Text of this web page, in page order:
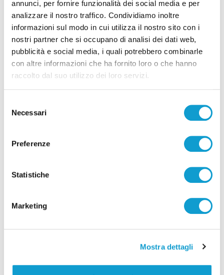
annunci, per fornire funzionalità dei social media e per
analizzare il nostro traffico. Condividiamo inoltre
informazioni sul modo in cui utilizza il nostro sito con i
nostri partner che si occupano di analisi dei dati web,
pubblicità e social media, i quali potrebbero combinarle
con altre informazioni che ha fornito loro o che hanno
raccolto dal suo utilizzo dei loro servizi.
delNecessari
Preferenze
Statistiche
Marketing
Mostra dettagli
Correlati
Castelfidardo al Latina Calcio